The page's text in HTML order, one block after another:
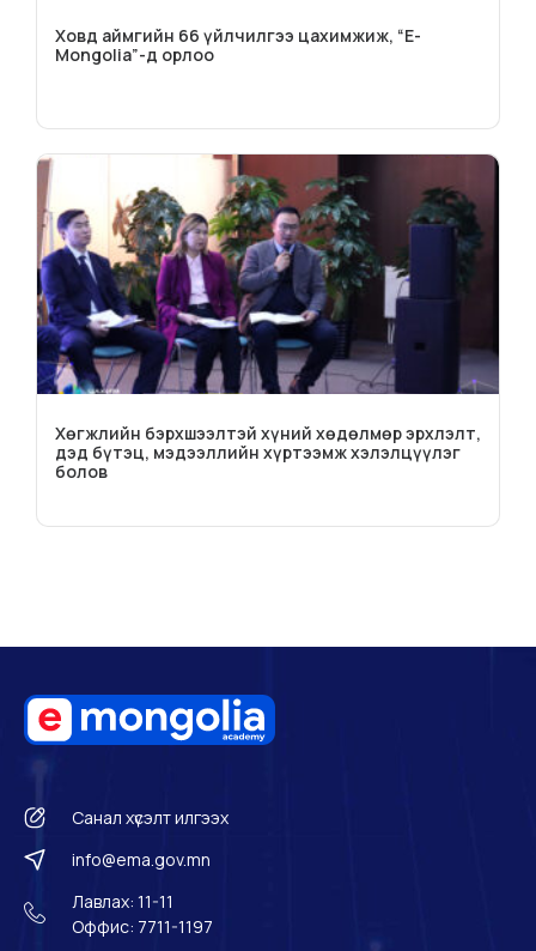
Ховд аймгийн 66 үйлчилгээ цахимжиж, “E-
Mongolia”-д орлоо
Хөгжлийн бэрхшээлтэй хүний хөдөлмөр эрхлэлт,
дэд бүтэц, мэдээллийн хүртээмж хэлэлцүүлэг
болов
Санал хүсэлт илгээх
info@ema.gov.mn
Лавлах: 11-11
Оффис: 7711-1197